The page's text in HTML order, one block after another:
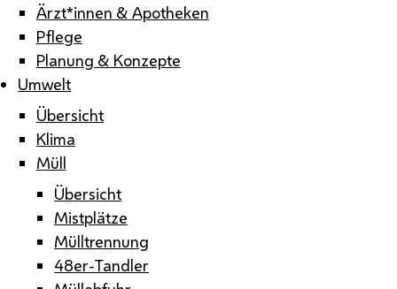
Ärzt*innen & Apotheken
Pflege
Planung & Konzepte
Umwelt
Übersicht
Klima
Müll
Übersicht
Mistplätze
Mülltrennung
48er-Tandler